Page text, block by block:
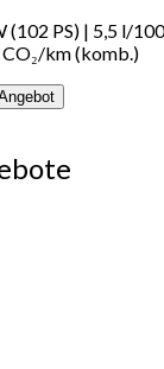
(102 PS) | 5,5 l/
CO₂/km (komb.)